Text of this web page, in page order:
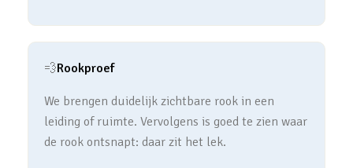
💨Rookproef
We brengen duidelijk zichtbare rook in een
leiding of ruimte. Vervolgens is goed te zien waar
de rook ontsnapt: daar zit het lek.